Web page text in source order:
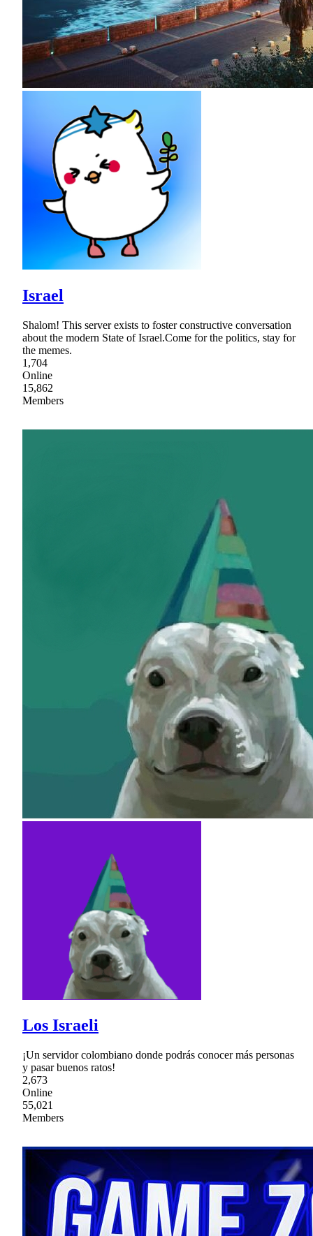
Israel
Shalom! This server exists to foster constructive conversation
about the modern State of Israel.Come for the politics, stay for
the memes.
1,704
Online
15,862
Members
Los Israeli
¡Un servidor colombiano donde podrás conocer más personas
y pasar buenos ratos!
2,673
Online
55,021
Members